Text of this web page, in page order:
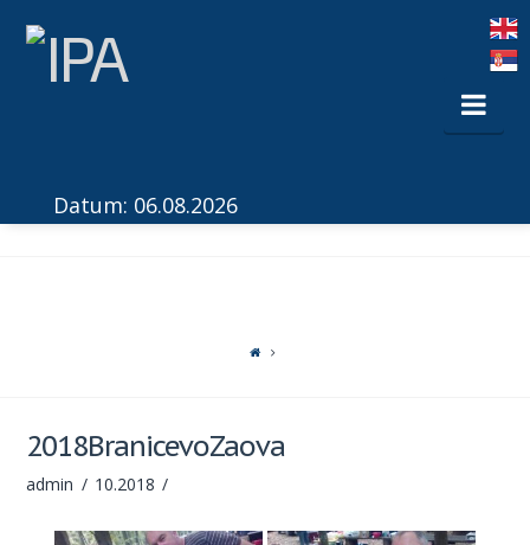
Datum: 06.08.2026
2018BranicevoZaova
admin 10.2018